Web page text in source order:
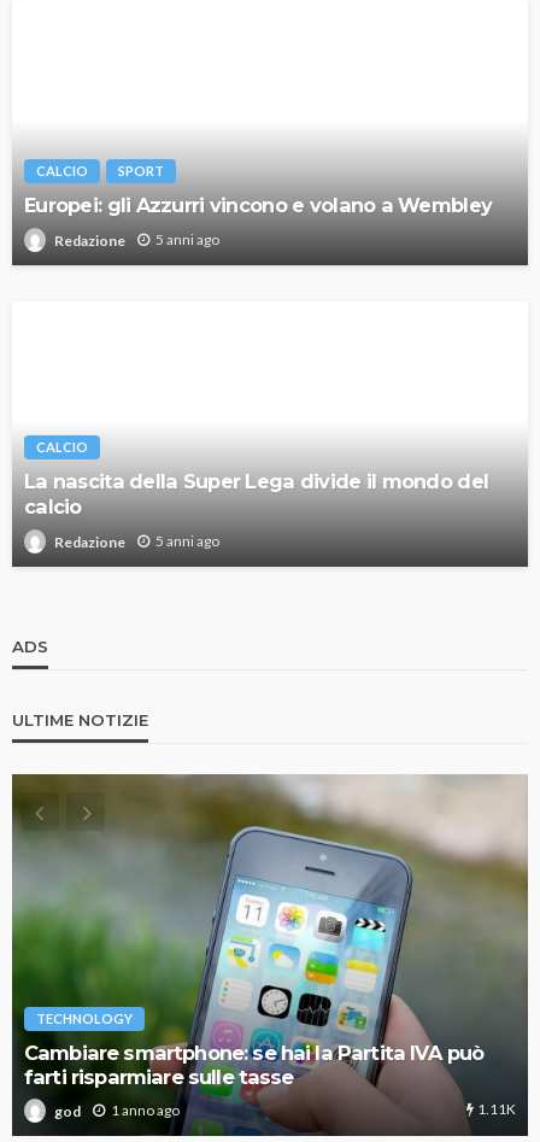
CALCIO SPORT
Europei: gli Azzurri vincono e volano a Wembley
Redazione 5 anni ago
CALCIO
La nascita della Super Lega divide il mondo del
calcio
Redazione 5 anni ago
ADS
ULTIME NOTIZIE
TECHNOLOGY
Cambiare smartphone: se hai la Partita IVA può
farti risparmiare sulle tasse
god 1 anno ago 1.11K